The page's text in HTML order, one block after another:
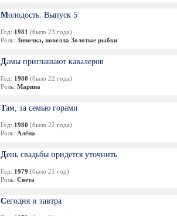
Молодость. Выпуск 5
Год: 1981 (было 23 года)
Роль: Зиночка, новелла Золотые рыбки
Дамы приглашают кавалеров
Год: 1980 (было 22 года)
Роль: Марина
Там, за семью горами
Год: 1980 (было 22 года)
Роль: Алёна
День свадьбы придется уточнить
Год: 1979 (было 21 год)
Роль: Света
Сегодня и завтра